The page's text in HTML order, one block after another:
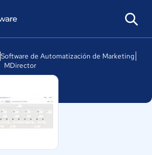
Software de Automatización de Marketing
MDirector